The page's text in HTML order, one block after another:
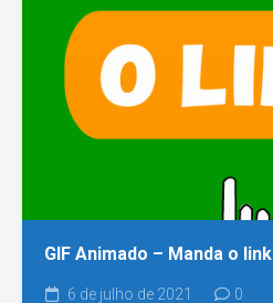
GIF Animado – Manda o link
6 de julho de 2021 0